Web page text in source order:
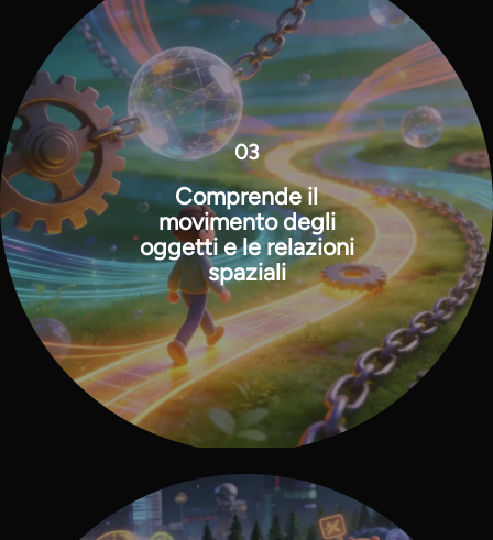
03
Comprende il
movimento degli
oggetti e le relazioni
spaziali